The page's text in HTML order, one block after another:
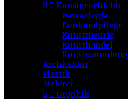
  Kunstgeschichte
Museologie
Denkmalpflege
Kunsttheorie
Kunsthandel
Kunstsammlung
Architektur
Plastik
Malerei
  Graphik